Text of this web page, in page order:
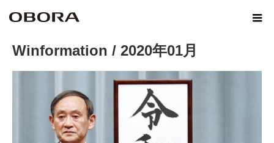
Winformation
Winformation / 2020年01月